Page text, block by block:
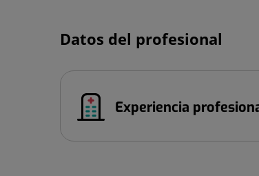
Datos del profesional
Experiencia